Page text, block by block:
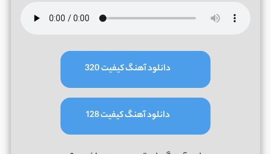
دانلود آهنگ کیفیت 320
دانلود آهنگ کیفیت 128